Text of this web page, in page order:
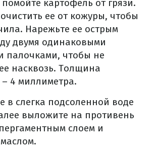
картофель от грязи.
ее от кожуры, чтобы
Нарежьте ее острым
двумя одинаковыми
палочками, чтобы не
насквозь. Толщина
– 4 миллиметра.
в слегка подсоленной воде
выложите на противень
слоем и